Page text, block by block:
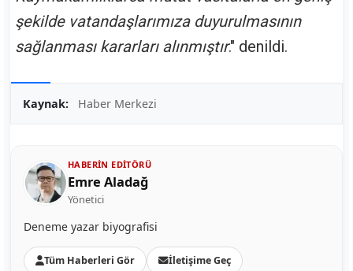
şekilde vatandaşlarımıza duyurulmasının
sağlanması kararları alınmıştır." denildi.
Kaynak: Haber Merkezi
HABERIN EDITÖRÜ
Emre Aladağ
Yönetici
Deneme yazar biyografisi
Tüm Haberleri Gör İletişime Geç